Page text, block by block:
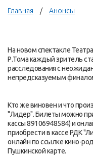
Главная Анонсы
На новом спектакле
Р.Тома каждый зритель
расследования с
непредсказуемым
Кто же виновен и что
"Лидер". Билеты можно
кассы 89106948584) и
приобрести в кассе РДК
онлайн по ссылке кино-
Пушкинской карте.